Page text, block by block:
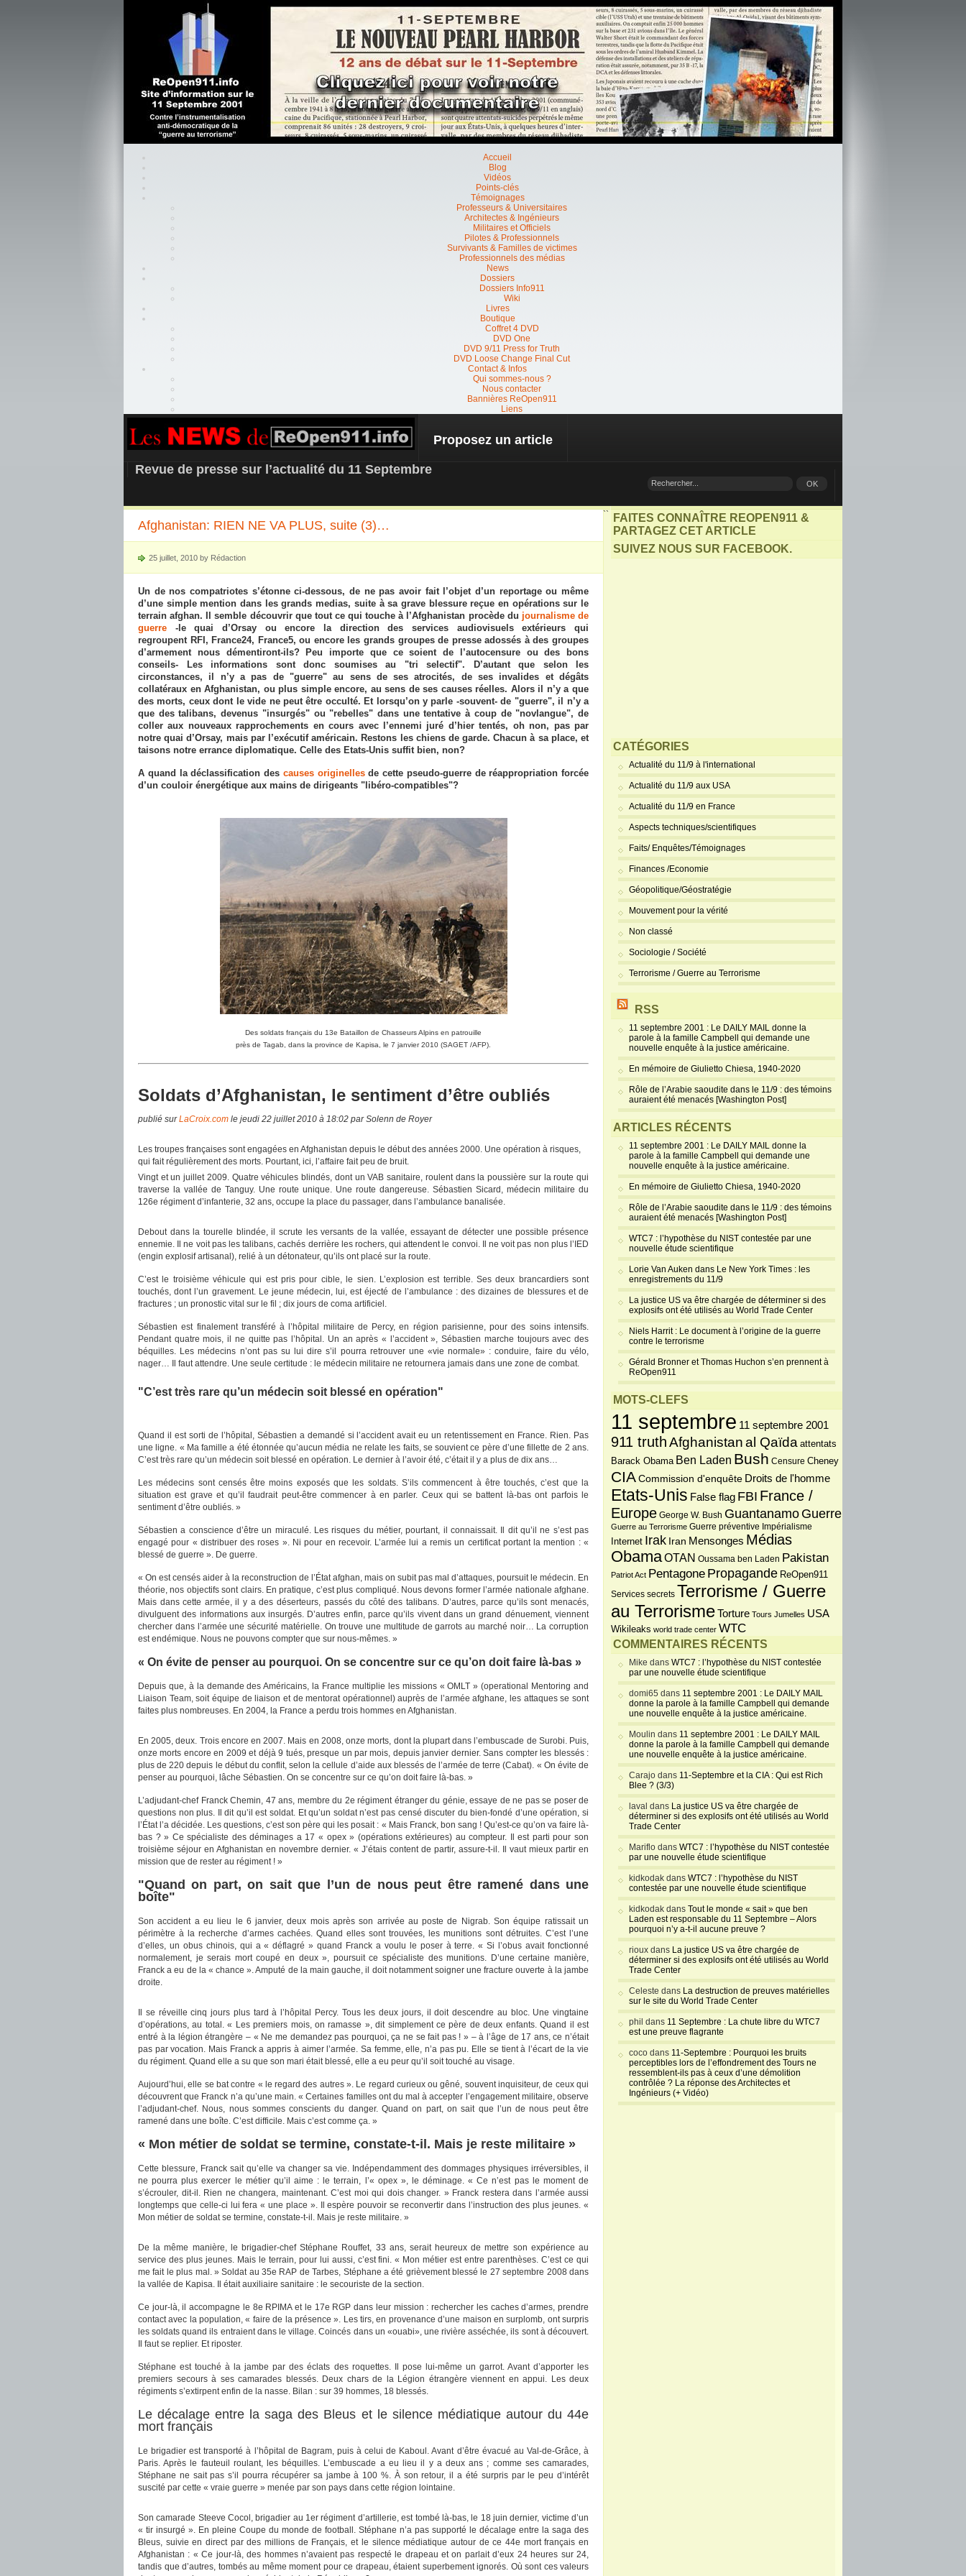
Accueil
Blog
Vidéos
Points-clés
Témoignages
Professeurs & Universitaires
Architectes & Ingénieurs
Militaires et Officiels
Pilotes & Professionnels
Survivants & Familles de victimes
Professionnels des médias
News
Dossiers
Dossiers Info911
Wiki
Livres
Boutique
Coffret 4 DVD
DVD One
DVD 9/11 Press for Truth
DVD Loose Change Final Cut
Contact & Infos
Qui sommes-nous ?
Nous contacter
Bannières ReOpen911
Liens
REOPEN911 – NEWS
Proposez un article
Revue de presse sur l’actualité du 11 Septembre
Afghanistan: RIEN NE VA PLUS, suite (3)…
25 juillet, 2010 by Rédaction
Un de nos compatriotes s’étonne ci-dessous, de ne pas avoir fait l’objet d’un reportage ou même
d’une simple mention dans les grands medias, suite à sa grave blessure reçue en opérations sur le
terrain afghan. Il semble découvrir que tout ce qui touche à l’Afghanistan procède du journalisme de
guerre -le quai d’Orsay ou encore la direction des services audiovisuels extérieurs qui
regroupent RFI, France24, France5, ou encore les grands groupes de presse adossés à des groupes
d’armement nous démentiront-ils? Peu importe que ce soient de l’autocensure ou des bons
conseils- Les informations sont donc soumises au "tri selectif". D’autant que selon les
circonstances, il n’y a pas de "guerre" au sens de ses atrocités, de ses invalides et dégâts
collatéraux en Afghanistan, ou plus simple encore, au sens de ses causes réelles. Alors il n’y a que
des morts, ceux dont le vide ne peut être occulté. Et lorsqu’on y parle -souvent- de "guerre", il n’y a
que des talibans, devenus "insurgés" ou "rebelles" dans une tentative à coup de "novlangue", de
coller aux nouveaux rapprochements en cours avec l’ennemi juré d’hier tentés, oh non, pas par
notre quai d’Orsay, mais par l’exécutif américain. Restons les chiens de garde. Chacun à sa place, et
taisons notre errance diplomatique. Celle des Etats-Unis suffit bien, non?
A quand la déclassification des causes originellesde cette pseudo-guerre de réappropriation forcée
d’un couloir énergétique aux mains de dirigeants "libéro-compatibles"?
Des soldats français du 13e Bataillon de Chasseurs Alpins en patrouille
près de Tagab, dans la province de Kapisa, le 7 janvier 2010 (SAGET /AFP).
Soldats d’Afghanistan, le sentiment d’être oubliés
publié surLaCroix.com le jeudi 22 juillet 2010 à 18:02 par Solenn de Royer
Les troupes françaises sont engagées en Afghanistan depuis le début des années 2000. Une opération à risques,
qui fait régulièrement des morts. Pourtant, ici, l’affaire fait peu de bruit.
Vingt et un juillet 2009. Quatre véhicules blindés, dont un VAB sanitaire, roulent dans la poussière sur la route qui
traverse la vallée de Tanguy. Une route unique. Une route dangereuse. Sébastien Sicard, médecin militaire du
126e régiment d’infanterie, 32 ans, occupe la place du passager, dans l’ambulance banalisée.
Debout dans la tourelle blindée, il scrute les versants de la vallée, essayant de détecter une possible présence
ennemie. Il ne voit pas les talibans, cachés derrière les rochers, qui attendent le convoi. Il ne voit pas non plus l’IED
(engin explosif artisanal), relié à un détonateur, qu’ils ont placé sur la route.
C’est le troisième véhicule qui est pris pour cible, le sien. L’explosion est terrible. Ses deux brancardiers sont
touchés, dont l’un gravement. Le jeune médecin, lui, est éjecté de l’ambulance : des dizaines de blessures et de
fractures ; un pronostic vital sur le fil ; dix jours de coma artificiel.
Sébastien est finalement transféré à l’hôpital militaire de Percy, en région parisienne, pour des soins intensifs.
Pendant quatre mois, il ne quitte pas l’hôpital. Un an après « l’accident », Sébastien marche toujours avec des
béquilles. Les médecins n’ont pas su lui dire s’il pourra retrouver une «vie normale» : conduire, faire du vélo,
nager… Il faut attendre. Une seule certitude : le médecin militaire ne retournera jamais dans une zone de combat.
"C’est très rare qu’un médecin soit blessé en opération"
Quand il est sorti de l’hôpital, Sébastien a demandé si l’accident avait eu un retentissement en France. Rien. Pas
une ligne. « Ma famille a été étonnée qu’aucun média ne relate les faits, se souvient ce père d’une fillette de 2 ans.
C’est très rare qu’un médecin soit blessé en opération. Le dernier à l’avoir été, c’était il y a plus de dix ans…
Les médecins sont censés être moins exposés que les soldats. S’ils commencent à être touchés, c’est que la
situation est grave et qu’il faudrait peut-être commencer à en parler. Ceux qui se battent là-bas ont parfois le
sentiment d’être oubliés. »
Sébastien a conscience d’être un miraculé. Les risques du métier, pourtant, il connaissait. Il dit qu’il ne s’est pas
engagé pour « distribuer des roses ». Ni pour en recevoir. L’armée lui a remis un certificat portant la mention : «
blessé de guerre ». De guerre.
« On est censés aider à la reconstruction de l’État afghan, mais on subit pas mal d’attaques, poursuit le médecin. En
théorie, nos objectifs sont clairs. En pratique, c’est plus compliqué. Nous devons former l’armée nationale afghane.
Mais dans cette armée, il y a des déserteurs, passés du côté des talibans. D’autres, parce qu’ils sont menacés,
divulguent des informations aux insurgés. D’autres enfin, parce qu’ils vivent dans un grand dénuement, viennent
chercher dans l’armée une sécurité matérielle. On trouve une multitude de garrots au marché noir… La corruption
est endémique. Nous ne pouvons compter que sur nous-mêmes. »
« On évite de penser au pourquoi. On se concentre sur ce qu’on doit faire là-bas »
Depuis que, à la demande des Américains, la France multiplie les missions « OMLT » (operational Mentoring and
Liaison Team, soit équipe de liaison et de mentorat opérationnel) auprès de l’armée afghane, les attaques se sont
faites plus nombreuses. En 2004, la France a perdu trois hommes en Afghanistan.
En 2005, deux. Trois encore en 2007. Mais en 2008, onze morts, dont la plupart dans l’embuscade de Surobi. Puis,
onze morts encore en 2009 et déjà 9 tués, presque un par mois, depuis janvier dernier. Sans compter les blessés :
plus de 220 depuis le début du conflit, selon la cellule d’aide aux blessés de l’armée de terre (Cabat). « On évite de
penser au pourquoi, lâche Sébastien. On se concentre sur ce qu’on doit faire là-bas. »
L’adjudant-chef Franck Chemin, 47 ans, membre du 2e régiment étranger du génie, essaye de ne pas se poser de
questions non plus. Il dit qu’il est soldat. Et qu’un soldat n’est pas censé discuter du bien-fondé d’une opération, si
l’État l’a décidée. Les questions, c’est son père qui les posait : « Mais Franck, bon sang ! Qu’est-ce qu’on va faire là-
bas ? » Ce spécialiste des déminages a 17 « opex » (opérations extérieures) au compteur. Il est parti pour son
troisième séjour en Afghanistan en novembre dernier. « J’étais content de partir, assure-t-il. Il vaut mieux partir en
mission que de rester au régiment ! »
"Quand on part, on sait que l’un de nous peut être ramené dans une
boîte"
Son accident a eu lieu le 6 janvier, deux mois après son arrivée au poste de Nigrab. Son équipe ratissait un
périmètre à la recherche d’armes cachées. Quand elles sont trouvées, les munitions sont détruites. C’est l’une
d’elles, un obus chinois, qui a « déflagré » quand Franck a voulu le poser à terre. « Si l’obus avait fonctionné
normalement, je serais mort coupé en deux », poursuit ce spécialiste des munitions. D’une certaine manière,
Franck a eu de la « chance ». Amputé de la main gauche, il doit notamment soigner une fracture ouverte à la jambe
droite.
Il se réveille cinq jours plus tard à l’hôpital Percy. Tous les deux jours, il doit descendre au bloc. Une vingtaine
d’opérations, au total. « Les premiers mois, on ramasse », dit simplement ce père de deux enfants. Quand il est
entré à la légion étrangère – « Ne me demandez pas pourquoi, ça ne se fait pas ! » – à l’âge de 17 ans, ce n’était
pas par vocation. Mais Franck a appris à aimer l’armée. Sa femme, elle, n’a pas pu. Elle se tient à l’écart de la vie
du régiment. Quand elle a su que son mari était blessé, elle a eu peur qu’il soit touché au visage.
Aujourd’hui, elle se bat contre « le regard des autres ». Le regard curieux ou gêné, souvent inquisiteur, de ceux qui
découvrent que Franck n’a qu’une main. « Certaines familles ont du mal à accepter l’engagement militaire, observe
l’adjudant-chef. Nous, nous sommes conscients du danger. Quand on part, on sait que l’un de nous peut être
ramené dans une boîte. C’est difficile. Mais c’est comme ça. »
« Mon métier de soldat se termine, constate-t-il. Mais je reste militaire »
Cette blessure, Franck sait qu’elle va changer sa vie. Indépendamment des dommages physiques irréversibles, il
ne pourra plus exercer le métier qu’il aime : le terrain, l’« opex », le déminage. « Ce n’est pas le moment de
s’écrouler, dit-il. Rien ne changera, maintenant. C’est moi qui dois changer. » Franck restera dans l’armée aussi
longtemps que celle-ci lui fera « une place ». Il espère pouvoir se reconvertir dans l’instruction des plus jeunes. «
Mon métier de soldat se termine, constate-t-il. Mais je reste militaire. »
De la même manière, le brigadier-chef Stéphane Rouffet, 33 ans, serait heureux de mettre son expérience au
service des plus jeunes. Mais le terrain, pour lui aussi, c’est fini. « Mon métier est entre parenthèses. C’est ce qui
me fait le plus mal. » Soldat au 35e RAP de Tarbes, Stéphane a été grièvement blessé le 27 septembre 2008 dans
la vallée de Kapisa. Il était auxiliaire sanitaire : le secouriste de la section.
Ce jour-là, il accompagne le 8e RPIMA et le 17e RGP dans leur mission : rechercher les caches d’armes, prendre
contact avec la population, « faire de la présence ». Les tirs, en provenance d’une maison en surplomb, ont surpris
les soldats quand ils entraient dans le village. Coincés dans un «ouabi», une rivière asséchée, ils sont à découvert.
Il faut se replier. Et riposter.
Stéphane est touché à la jambe par des éclats des roquettes. Il pose lui-même un garrot. Avant d’apporter les
premiers secours à ses camarades blessés. Deux chars de la Légion étrangère viennent en appui. Les deux
régiments s’extirpent enfin de la nasse. Bilan : sur 39 hommes, 18 blessés.
Le décalage entre la saga des Bleus et le silence médiatique autour du 44e
mort français
Le brigadier est transporté à l’hôpital de Bagram, puis à celui de Kaboul. Avant d’être évacué au Val-de-Grâce, à
Paris. Après le fauteuil roulant, les béquilles. L’embuscade a eu lieu il y a deux ans ; comme ses camarades,
Stéphane ne sait pas s’il pourra récupérer sa jambe à 100 %. À son retour, il a été surpris par le peu d’intérêt
suscité par cette « vraie guerre » menée par son pays dans cette région lointaine.
Son camarade Steeve Cocol, brigadier au 1er régiment d’artillerie, est tombé là-bas, le 18 juin dernier, victime d’un
« tir insurgé ». En pleine Coupe du monde de football. Stéphane n’a pas supporté le décalage entre la saga des
Bleus, suivie en direct par des millions de Français, et le silence médiatique autour de ce 44e mort français en
Afghanistan : « Ce jour-là, des hommes n’avaient pas respecté le drapeau et on parlait d’eux 24 heures sur 24,
tandis que d’autres, tombés au même moment pour ce drapeau, étaient superbement ignorés. Où sont ces valeurs
``
FAITES CONNAÎTRE REOPEN911 &
PARTAGEZ CET ARTICLE
SUIVEZ NOUS SUR FACEBOOK.
CATÉGORIES
Actualité du 11/9 à l'international
Actualité du 11/9 aux USA
Actualité du 11/9 en France
Aspects techniques/scientifiques
Faits/ Enquêtes/Témoignages
Finances /Economie
Géopolitique/Géostratégie
Mouvement pour la vérité
Non classé
Sociologie / Société
Terrorisme / Guerre au Terrorisme
RSS
11 septembre 2001 : Le DAILY MAIL donne la
parole à la famille Campbell qui demande une
nouvelle enquête à la justice américaine.
En mémoire de Giulietto Chiesa, 1940-2020
Rôle de l’Arabie saoudite dans le 11/9 : des témoins
auraient été menacés [Washington Post]
ARTICLES RÉCENTS
11 septembre 2001 : Le DAILY MAIL donne la
parole à la famille Campbell qui demande une
nouvelle enquête à la justice américaine.
En mémoire de Giulietto Chiesa, 1940-2020
Rôle de l’Arabie saoudite dans le 11/9 : des témoins
auraient été menacés [Washington Post]
WTC7 : l’hypothèse du NIST contestée par une
nouvelle étude scientifique
Lorie Van Auken dans Le New York Times : les
enregistrements du 11/9
La justice US va être chargée de déterminer si des
explosifs ont été utilisés au World Trade Center
Niels Harrit : Le document à l’origine de la guerre
contre le terrorisme
Gérald Bronner et Thomas Huchon s’en prennent à
ReOpen911
MOTS-CLEFS
11 septembre 11 septembre 2001
911 truthAfghanistanal Qaïda attentats
Barack Obama Ben Laden Bush Censure Cheney
CIA Commission d'enquête Droits de l'homme
Etats-Unis False flag FBI France /
Europe George W. Bush Guantanamo Guerre
Guerre au Terrorisme Guerre préventive Impérialisme
Internet Irak Iran Mensonges Médias
ObamaOTAN Oussama ben Laden Pakistan
Patriot Act Pentagone Propagande ReOpen911
Services secrets Terrorisme / Guerre
au TerrorismeTorture Tours Jumelles USA
Wikileaks world trade center WTC
COMMENTAIRES RÉCENTS
Mike dans WTC7 : l’hypothèse du NIST contestée
par une nouvelle étude scientifique
domi65 dans 11 septembre 2001 : Le DAILY MAIL
donne la parole à la famille Campbell qui demande
une nouvelle enquête à la justice américaine.
Moulin dans 11 septembre 2001 : Le DAILY MAIL
donne la parole à la famille Campbell qui demande
une nouvelle enquête à la justice américaine.
Carajo dans 11-Septembre et la CIA : Qui est Rich
Blee ? (3/3)
laval dans La justice US va être chargée de
déterminer si des explosifs ont été utilisés au World
Trade Center
Mariflo dans WTC7 : l’hypothèse du NIST contestée
par une nouvelle étude scientifique
kidkodak dans WTC7 : l’hypothèse du NIST
contestée par une nouvelle étude scientifique
kidkodak dans Tout le monde « sait » que ben
Laden est responsable du 11 Septembre – Alors
pourquoi n’y a-t-il aucune preuve ?
rioux dans La justice US va être chargée de
déterminer si des explosifs ont été utilisés au World
Trade Center
Celeste dans La destruction de preuves matérielles
sur le site du World Trade Center
phil dans 11 Septembre : La chute libre du WTC7
est une preuve flagrante
coco dans 11-Septembre : Pourquoi les bruits
perceptibles lors de l’effondrement des Tours ne
ressemblent-ils pas à ceux d’une démolition
contrôlée ? La réponse des Architectes et
Ingénieurs (+ Vidéo)